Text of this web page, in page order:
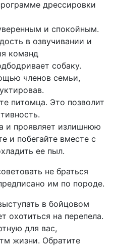
дрессировки
и спокойным.
в озвучивании и
команд
собаку.
членов семьи,
питомца. Это позволит
и проявляет излишнюю
и побегайте вместе с
ее пыл.
не браться
им по породе.
в бойцовом
охотиться на перепела.
для вас,
жизни. Обратите